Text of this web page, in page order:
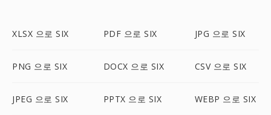
XLSX 으로 SIX PDF 으로 SIX JPG 으로 SIX
PNG 으로 SIX DOCX 으로 SIX CSV 으로 SIX
JPEG 으로 SIX PPTX 으로 SIX WEBP 으로 SIX